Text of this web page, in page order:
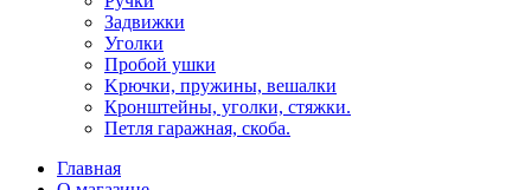
Задвижки
Уголки
Пробой ушки
Kрючки, пружины, вешалки
Кронштейны, уголки, стяжки.
Петля гаражная, скоба.
Главная